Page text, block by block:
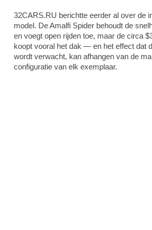
32CARS.RU berichtte eerder al over de
model. De Amalfi Spider behoudt de
en voegt open rijden toe, maar de circa
koopt vooral het dak — en het effect dat
wordt verwacht, kan afhangen van de
configuratie van elk exemplaar.